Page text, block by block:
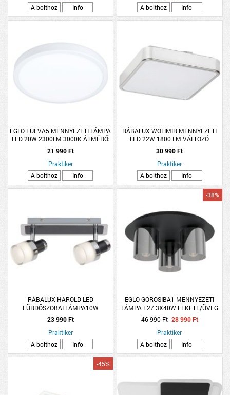
A bolthoz
Info
A bolthoz
Info
EGLO FUEVA5 MENNYEZETI LÁMPA
LED 20W 2300LM 3000K ÁTMÉRŐ:
28,5CM IP44 FEHÉR
21 990 Ft
Praktiker
A bolthoz
Info
RÁBALUX WOLIMIR MENNYEZETI
LED 22W 1800 LM VÁLTOZÓ
SZINHŐMÉRSÉKLET D:28CM IP44
RGB KRÓM
30 990 Ft
Praktiker
A bolthoz
Info
RÁBALUX HAROLD LED
FÜRDŐSZOBAI LÁMPA10W
23 990 Ft
Praktiker
A bolthoz
Info
EGLO GOROSIBA1 MENNYEZETI
LÁMPA E27 3X40W FEKETE/ÜVEG
-38%
46 990 Ft 28 990 Ft
Praktiker
A bolthoz
Info
-45%